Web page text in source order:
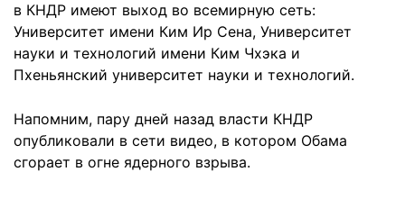
в КНДР имеют выход во всемирную сеть:
Университет имени Ким Ир Сена, Университет
науки и технологий имени Ким Чхэка и
Пхеньянский университет науки и технологий.
Напомним, пару дней назад власти КНДР
опубликовали в сети видео, в котором Обама
сгорает в огне ядерного взрыва.